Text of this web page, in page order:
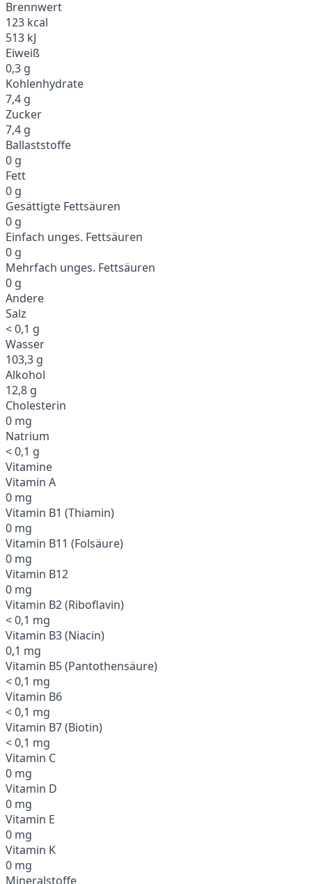
Brennwert
123 kcal
513 kJ
Eiweiß
0,3 g
Kohlenhydrate
7,4 g
Zucker
7,4 g
Ballaststoffe
0 g
Fett
0 g
Gesättigte Fettsäuren
0 g
Einfach unges. Fettsäuren
0 g
Mehrfach unges. Fettsäuren
0 g
Andere
Salz
< 0,1 g
Wasser
103,3 g
Alkohol
12,8 g
Cholesterin
0 mg
Natrium
< 0,1 g
Vitamine
Vitamin A
0 mg
Vitamin B1 (Thiamin)
0 mg
Vitamin B11 (Folsäure)
0 mg
Vitamin B12
0 mg
Vitamin B2 (Riboflavin)
< 0,1 mg
Vitamin B3 (Niacin)
0,1 mg
Vitamin B5 (Pantothensäure)
< 0,1 mg
Vitamin B6
< 0,1 mg
Vitamin B7 (Biotin)
< 0,1 mg
Vitamin C
0 mg
Vitamin D
0 mg
Vitamin E
0 mg
Vitamin K
0 mg
Mineralstoffe